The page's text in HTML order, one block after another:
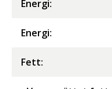
Energi:
Energi:
Fett: